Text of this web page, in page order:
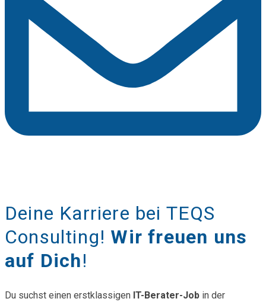
Deine Karriere bei TEQS
Consulting! Wir freuen uns
auf Dich!
Du suchst einen erstklassigen IT-Berater-Job in der